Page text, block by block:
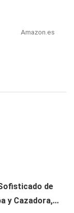
Amazon.es
de
y Cazadora,...